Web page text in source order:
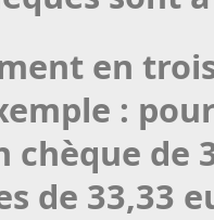
en
:
chèque de
de 33,33